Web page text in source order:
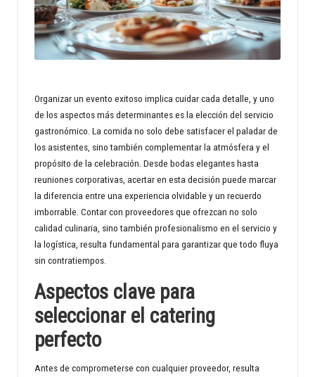
s
p
r
p
e
rt
y
w
o
rl
d
Organizar un evento exitoso implica cuidar cada detalle, y uno
de los aspectos más determinantes es la elección del servicio
gastronómico. La comida no solo debe satisfacer el paladar de
los asistentes, sino también complementar la atmósfera y el
propósito de la celebración. Desde bodas elegantes hasta
reuniones corporativas, acertar en esta decisión puede marcar
la diferencia entre una experiencia olvidable y un recuerdo
imborrable. Contar con proveedores que ofrezcan no solo
calidad culinaria, sino también profesionalismo en el servicio y
la logística, resulta fundamental para garantizar que todo fluya
sin contratiempos.
Aspectos clave para
seleccionar el catering
perfecto
Antes de comprometerse con cualquier proveedor, resulta